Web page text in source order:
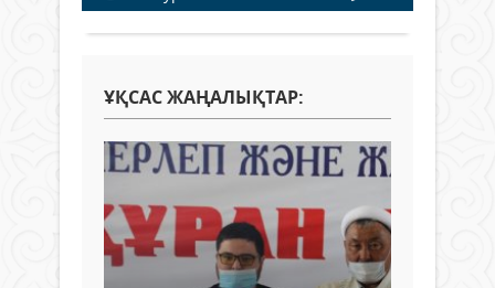
ҰҚСАС ЖАҢАЛЫҚТАР: